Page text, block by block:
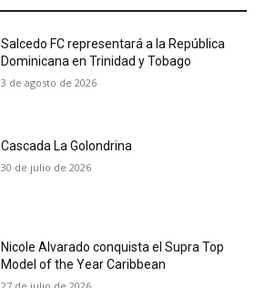
Salcedo FC representará a la República
Dominicana en Trinidad y Tobago
3 de agosto de 2026
Cascada La Golondrina
30 de julio de 2026
Nicole Alvarado conquista el Supra Top
Model of the Year Caribbean